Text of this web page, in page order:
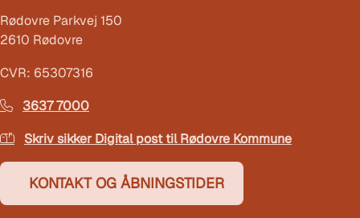
Rødovre Parkvej 150
2610 Rødovre
CVR: 65307316
3637 7000
Skriv sikker Digital post til Rødovre Kommune
KONTAKT OG ÅBNINGSTIDER